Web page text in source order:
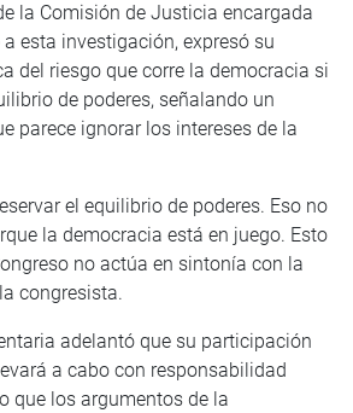
la Comisión de Justicia encargada
esta investigación, expresó su
del riesgo que corre la democracia si
de poderes, señalando un
parece ignorar los intereses de la
el equilibrio de poderes. Eso no
la democracia está en juego. Esto
no actúa en sintonía con la
congresista.
adelantó que su participación
a cabo con responsabilidad
que los argumentos de la